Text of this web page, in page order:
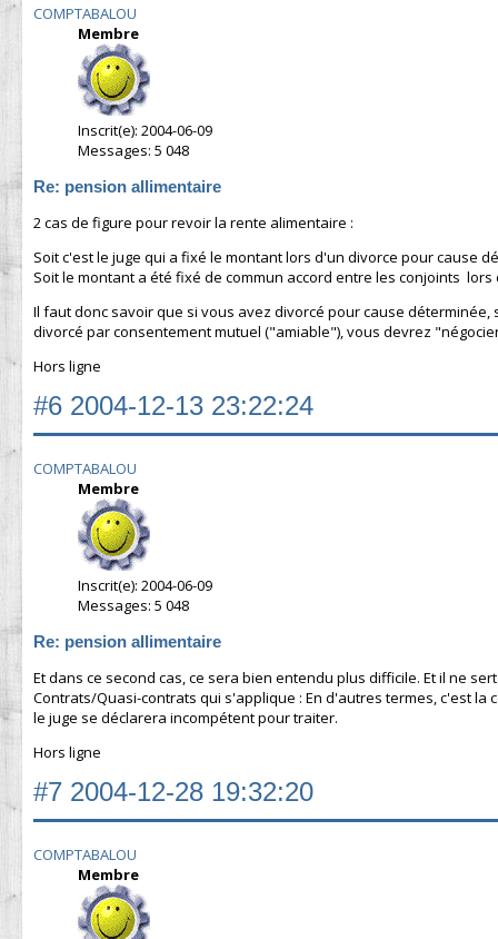
COMPTABALOU
Membre
Inscrit(e): 2004-06-09
Messages: 5 048
Re: pension allimentaire
2 cas de figure pour revoir la rente alimentaire :
Soit c'est le juge qui a fixé le montant lors d'un divorce pour cause
Soit le montant a été fixé de commun accord entre les conjoints
Il faut donc savoir que si vous avez divorcé pour cause
divorcé par consentement mutuel ("amiable"), vous devrez
Hors ligne
#6 2004-12-13 23:22:24
COMPTABALOU
Membre
Inscrit(e): 2004-06-09
Messages: 5 048
Re: pension allimentaire
Et dans ce second cas, ce sera bien entendu plus difficile. Et il ne
Contrats/Quasi-contrats qui s'applique : En d'autres termes, c'est
le juge se déclarera incompétent pour traiter.
Hors ligne
#7 2004-12-28 19:32:20
COMPTABALOU
Membre